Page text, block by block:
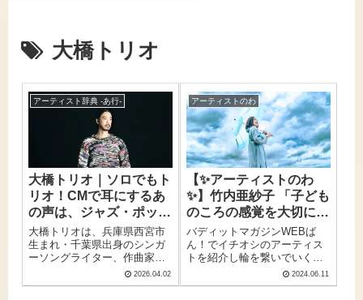
大橋トリオ
アーティスト辞典 -あ行-
大橋トリオ｜ソロでもト
リオ！CMで耳にするあ
の声は、ジャズ・ポッ
プ・映像音楽を操るマル
チプレイヤー
大橋トリオは、兵庫県西宮市
生まれ・千葉県出身のシンガ
ーソングライター、作曲家、
編曲家、音楽プロデューサー
です。 ジャズ・ポップス・フ
2026.04.02
アーティストのわ
【✨アーティストのわ
✨】竹内亜紗子 「子ども
のころの感覚を大切にし
たいなって意識は、結構
強いのかもしれないです
ね」
バディットマガジンWEBば
ん！でイチオシのアーティス
トを紹介し輪を繋いでいく
「アーティストのわ 」。今回
は「竹内 亜紗子」さんのイン
2024.06.11